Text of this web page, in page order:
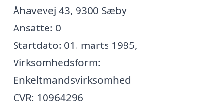
Åhavevej 43, 9300 Sæby
Ansatte: 0
Startdato: 01. marts 1985,
Virksomhedsform:
Enkeltmandsvirksomhed
CVR: 10964296